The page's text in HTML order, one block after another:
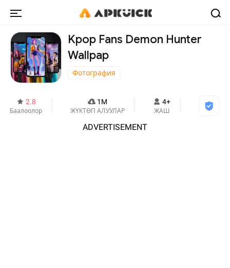
Kpop Fans Demon Hunter
Wallpap
Фотография
2.8
Баалоолор
1M
ЖҮКТӨП АЛУУЛАР
4+
ЖАШ
ADVERTISEMENT